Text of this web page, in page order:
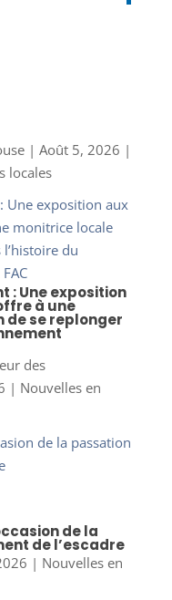
| Août 5, 2026 |
locales
: Une exposition
à une
de se replonger
des
| Nouvelles en
de la
de l’escadre
| Nouvelles en